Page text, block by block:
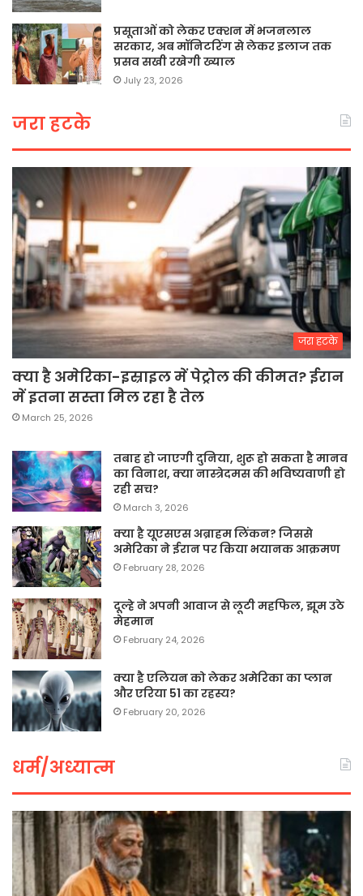
प्रसूताओं को लेकर एक्शन में भजनलाल
सरकार, अब मॉनिटरिंग से लेकर इलाज तक
प्रसव सखी रखेगी ख्याल
July 23, 2026
जरा हटके
जरा हटके
क्या है अमेरिका-इस्राइल में पेट्रोल की कीमत? ईरान
में इतना सस्ता मिल रहा है तेल
March 25, 2026
तबाह हो जाएगी दुनिया, शुरू हो सकता है मानव
का विनाश, क्या नास्त्रेदमस की भविष्यवाणी हो
रही सच?
March 3, 2026
क्या है यूएसएस अब्राहम लिंकन? जिससे
अमेरिका ने ईरान पर किया भयानक आक्रमण
February 28, 2026
दूल्हे ने अपनी आवाज से लूटी महफिल, झूम उठे
मेहमान
February 24, 2026
क्या है एलियन को लेकर अमेरिका का प्लान
और एरिया 51 का रहस्य?
February 20, 2026
धर्म/अध्यात्म